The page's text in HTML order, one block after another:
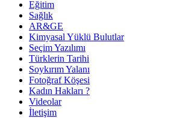
Eğitim
Sağlık
AR&GE
Kimyasal Yüklü Bulutlar
Seçim Yazılımı
Türklerin Tarihi
Soykırım Yalanı
Fotoğraf Köşesi
Kadın Hakları ?
Videolar
İletişim